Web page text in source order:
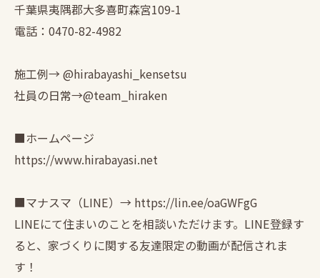
千葉県夷隅郡大多喜町森宮109-1
電話：0470-82-4982
施工例→ @hirabayashi_kensetsu
社員の日常→@team_hiraken
■ホームページ
https://www.hirabayasi.net
■マナスマ（LINE）→ https://lin.ee/oaGWFgG
LINEにて住まいのことを相談いただけます。LINE登録す
ると、家づくりに関する友達限定の動画が配信されま
す！